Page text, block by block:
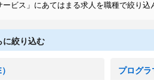
ビス」にあてはまる求人を職種で絞り
に絞り込む
プログ